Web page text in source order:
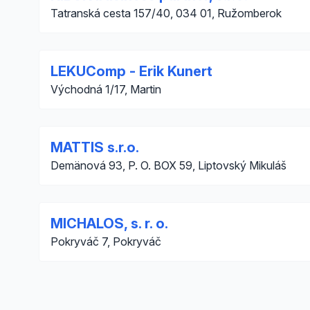
Tatranská cesta 157/40, 034 01, Ružomberok
LEKUComp - Erik Kunert
Východná 1/17, Martin
MATTIS s.r.o.
Demänová 93, P. O. BOX 59, Liptovský Mikuláš
MICHALOS, s. r. o.
Pokryváč 7, Pokryváč